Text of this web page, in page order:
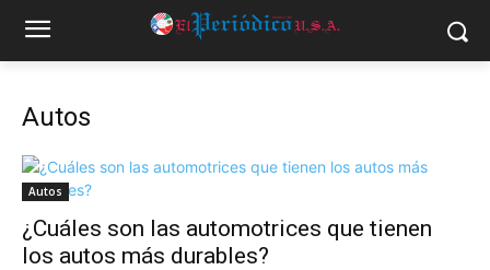
Autos
Autos
¿Cuáles son las automotrices que tienen
los autos más durables?